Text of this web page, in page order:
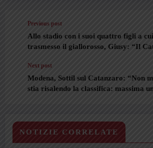
Previous post
Allo stadio con i suoi quattro figli a
trasmesso il giallorosso, Giusy: “Il
Next post
Modena, Sottil sul Catanzaro: “Non
stia risalendo la classifica: massima
NOTIZIE CORRELATE